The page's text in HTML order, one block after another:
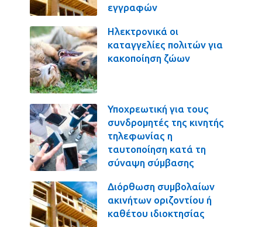
εγγραφών
Ηλεκτρονικά οι
καταγγελίες πολιτών για
κακοποίηση ζώων
Υποχρεωτική για τους
συνδρομητές της κινητής
τηλεφωνίας η
ταυτοποίηση κατά τη
σύναψη σύμβασης
Διόρθωση συμβολαίων
ακινήτων οριζοντίου ή
καθέτου ιδιοκτησίας